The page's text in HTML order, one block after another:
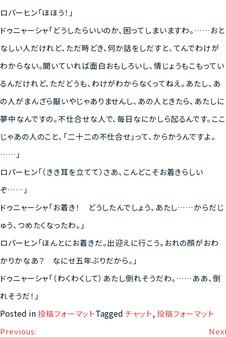
ロパーヒン「ほほう！」
ドゥニャーシャ「どうしたらいいのか、困ってしまいますわ。……おと
なしい人だけれど、ただ時どき、何か話をしだすと、てんでわけが
わからない。聞いていれば面白おもしろいし、情じょうもこもってい
るんだけれど、ただどうも、わけがわからなくってねえ。あたし、あ
の人がまんざら厭いやじゃありませんし、あの人ときたら、あたしに
夢中なんですの。不仕合せな人で、毎日なにかしら起るんです。ここ
じゃあの人のこと、「二十二の不仕合せ」って、からかうんですよ。
……」
ロパーヒン「（きき耳を立てて）さあ、こんどこそお着きらしい
ぞ……」
ドゥニャーシャ「お着き！ どうしたんでしょう、あたし……からだじ
ゅう、つめたくなったわ。」
ロパーヒン「ほんとにお着きだ。出迎えに行こう。おれの顔がおわ
かりかなあ？ なにせ五年ぶりだから。」
ドゥニャーシャ「（わくわくして）あたし倒れそうだわ。……ああ、倒
れそうだ！」
Posted in投稿フォーマットTaggedチャット,投稿フォーマット
投
Previous: